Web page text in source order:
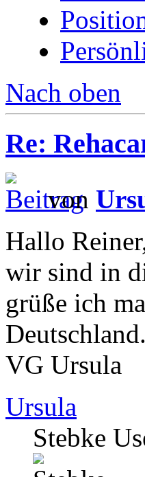
Nach oben
Re:
von
Hallo
wir sind in
grüße ich
Deutschland.
VG Ursula
Ursula
Stebke